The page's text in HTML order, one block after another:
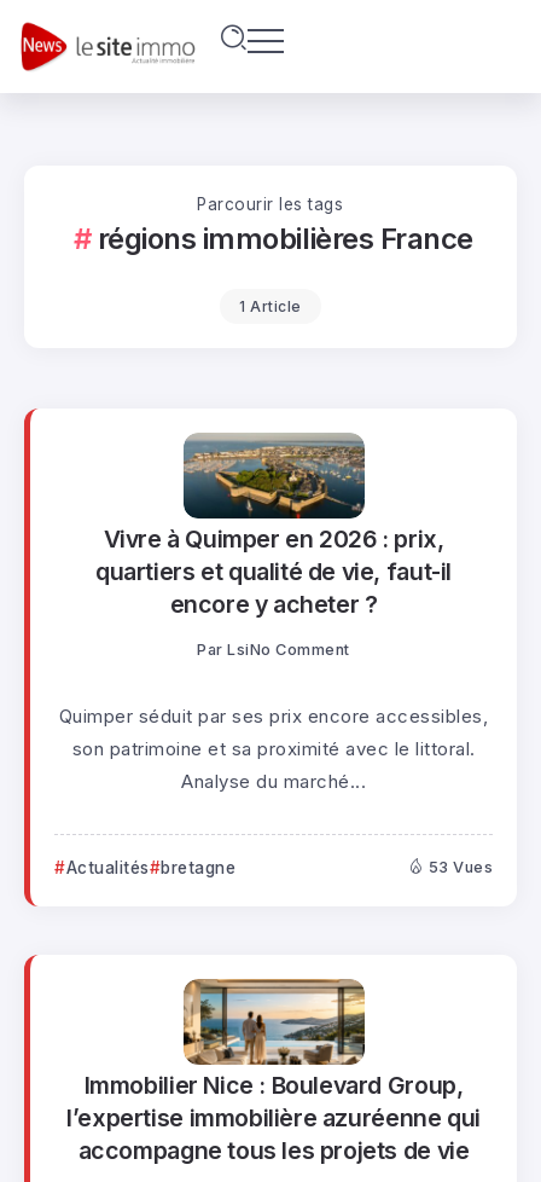
Parcourir les tags
régions immobilières France
1 Article
Vivre à Quimper en 2026 : prix,
quartiers et qualité de vie, faut-il
encore y acheter ?
Par LsiNo Comment
Quimper séduit par ses prix encore accessibles,
son patrimoine et sa proximité avec le littoral.
Analyse du marché...
Actualités bretagne 53 Vues
Immobilier Nice : Boulevard Group,
l’expertise immobilière azuréenne qui
accompagne tous les projets de vie